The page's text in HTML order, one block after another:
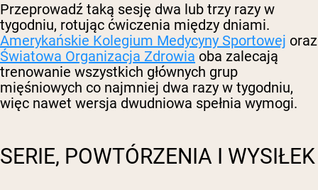
Przeprowadź taką sesję dwa lub trzy razy w
tygodniu, rotując ćwiczenia między dniami.
Amerykańskie Kolegium Medycyny Sportowej oraz
Światowa Organizacja Zdrowia oba zalecają
trenowanie wszystkich głównych grup
mięśniowych co najmniej dwa razy w tygodniu,
więc nawet wersja dwudniowa spełnia wymogi.
SERIE, POWTÓRZENIA I WYSIŁEK